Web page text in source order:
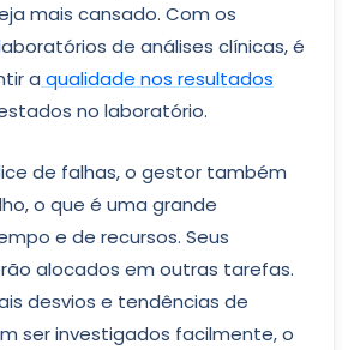
mais cansado. Com os
de análises clínicas, é
a qualidade nos resultados
no laboratório.
de falhas, o gestor também
o que é uma grande
e de recursos. Seus
alocados em outras tarefas.
desvios e tendências de
ser investigados facilmente, o